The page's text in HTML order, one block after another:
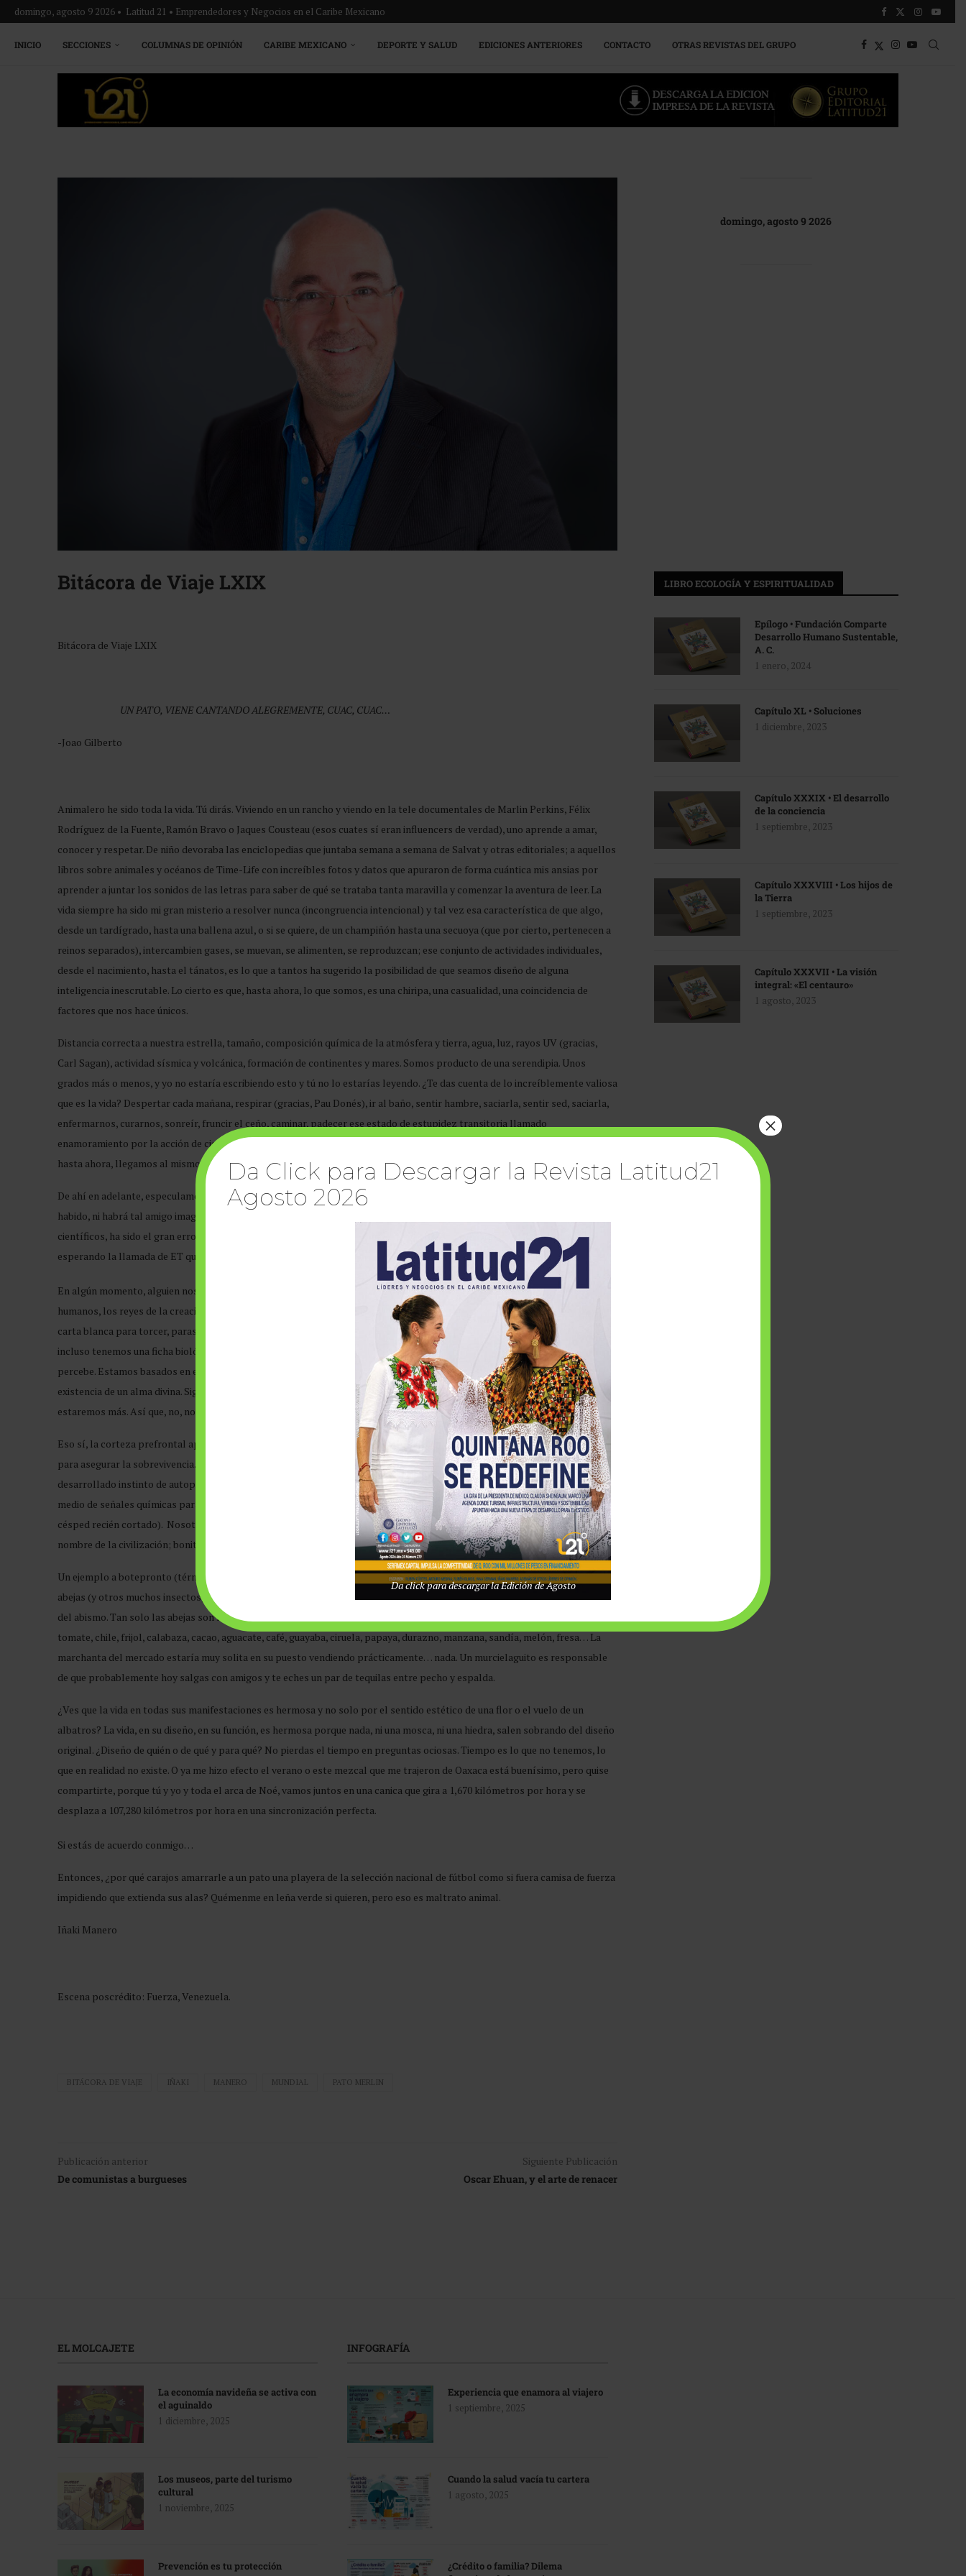
domingo, agosto 9 2026 • Latitud 21 • Emprendedores y Negocios en el Caribe Mexicano
INICIO SECCIONES COLUMNAS DE OPINIÓN CARIBE MEXICANO DEPORTE Y SALUD EDICIONES ANTERIORES CONTACTO OTRAS REVISTAS DEL GRUPO
Bitácora de Viaje LXIX
Bitácora de Viaje LXIX
UN PATO, VIENE CANTANDO ALEGREMENTE, CUAC, CUAC…
-Joao Gilberto
Animalero he sido toda la vida. Tú dirás. Viviendo en un rancho y viendo en la tele documentales de Marlin Perkins, Félix
Rodríguez de la Fuente, Ramón Bravo o Jaques Cousteau (esos cuates sí eran influencers de verdad), uno aprende a amar,
conocer y respetar. De niño devoraba las enciclopedias que juntaba semana a semana de Salvat y otras editoriales; a aquellos
libros sobre animales y océanos de Time-Life con increíbles fotos y datos que apuraron de forma cuántica mis ansias por
aprender a juntar los sonidos de las letras para saber de qué se trataba tanta maravilla y comenzar la aventura de leer. La
vida siempre ha sido mi gran misterio a resolver nunca (incongruencia intencional) y tal vez esa característica de que algo,
desde un tardígrado, hasta una ballena azul, o si se quiere, de un champiñón hasta una secuoya (que por cierto, pertenecen a
reinos separados), intercambien gases, se muevan, se alimenten, se reproduzcan; ese conjunto de actividades individuales,
desde el nacimiento, hasta el tánatos, es lo que a tantos ha sugerido la posibilidad de que seamos diseño de alguna
inteligencia inescrutable. Lo cierto es que, hasta ahora, lo que somos, es una chiripa, una casualidad, una coincidencia de
factores que nos hace únicos.
Distancia correcta a nuestra estrella, tamaño, composición química de la atmósfera y tierra, agua, luz, rayos UV (gracias,
Carl Sagan), actividad sísmica y volcánica, formación de continentes y mares. Somos producto de una serendipia. Unos
grados más o menos, y yo no estaría escribiendo esto y tú no lo estarías leyendo. ¿Te das cuenta de lo increíblemente valiosa
que es la vida? Despertar cada mañana, respirar (gracias, Pau Donés), ir al baño, sentir hambre, saciarla, sentir sed, saciarla,
enfermarnos, curarnos, sonreír, fruncir el ceño, caminar, padecer ese estado de estupidez transitoria llamado
enamoramiento por la acción de ciertas drogas en nuestro cerebro. Da miedo buscar más allá ante tanta perfección, pero
hasta ahora, llegamos al mismo impasse, al punto muerto.
De ahí en adelante, especulamos y nos matamos por probar que mi amigo imaginario es mejor que el tuyo o, de plano, no hay,
habido, ni habrá tal amigo imaginario y estamos totalmente solos pero con nosotros mismos. La vida, dicen algunos
científicos, ha sido el gran error del universo. Por eso, es tan delicada y en ocasiones tan resistente. Estaremos tal vez
esperando la llamada de ET que nunca llegará.
En algún momento, alguien nos vendió la idea hace miles de años (idea por cierto fusilada de otros), que somos, los seres
humanos, los reyes de la creación. Cierto, somos la evolución cerebral más alta, pero nos la compramos, de que eso nos da
carta blanca para torcer, parasitar, depredar, asolar a nuestro antojo. Somos una especie más dentro del orden taxonómico;
incluso tenemos una ficha biológica con reino, clase, orden, familia, género o especie, igual que la que podría tener un
percebe. Estamos basados en el carbón igual que un plátano o una cucaracha. Y no, no se ha podido probar científicamente la
existencia de un alma divina. Sigue siendo una forma de confortar nuestra evolucionada autopercepción de que algún día ya no
estaremos más. Así que, no, no somos tan especiales, ni tan divinos, ni tan perfectos.
Eso sí, la corteza prefrontal apuntaría a una consciencia mayor y mejor de nuestro entorno y la responsabilidad de cuidarlo
para asegurar la sobrevivencia. Por lo menos, el resto de los animales con los que compartimos el planeta, tienen un
desarrollado instinto de autopreservación; incluso el pasto emite una llamada de emergencia cuando lo están cortando por
medio de señales químicas para advertir a otros pastos del peligro (infodumping: es el, para nosotros, agradable olor al
césped recién cortado). Nosotros talamos, cortamos, hacemos fracking, depredamos, contaminamos, envenenamos en el
nombre de la civilización; bonita forma de enmascarar la rapacidad tanto de derecha, como de izquierda.
Un ejemplo a botepronto (término futbolístico, ahora que está de moda): si continuamos permitiendo la extinción de las
abejas (y otros muchos insectos, aves o mamíferos polinizadores), seguiremos siendo jalados cada vez más por la gravedad
del abismo. Tan solo las abejas son responsables del 75 por ciento de los cultivos alimentarios en el mundo. Jitomate,
tomate, chile, frijol, calabaza, cacao, aguacate, café, guayaba, ciruela, papaya, durazno, manzana, sandía, melón, fresa… La
marchanta del mercado estaría muy solita en su puesto vendiendo prácticamente… nada. Un murcielaguito es responsable
de que probablemente hoy salgas con amigos y te eches un par de tequilas entre pecho y espalda.
¿Ves que la vida en todas sus manifestaciones es hermosa y no solo por el sentido estético de una flor o el vuelo de un
albatros? La vida, en su diseño, en su función, es hermosa porque nada, ni una mosca, ni una hiedra, salen sobrando del diseño
original. ¿Diseño de quién o de qué y para qué? No pierdas el tiempo en preguntas ociosas. Tiempo es lo que no tenemos, lo
que en realidad no existe. O ya me hizo efecto el verano o este mezcal que me trajeron de Oaxaca está buenísimo, pero quise
compartirte, porque tú y yo y toda el arca de Noé, vamos juntos en una canica que gira a 1,670 kilómetros por hora y se
desplaza a 107,280 kilómetros por hora en una sincronización perfecta.
Si estás de acuerdo conmigo…
Entonces, ¿por qué carajos amarrarle a un pato una playera de la selección nacional de fútbol como si fuera camisa de fuerza
impidiendo que extienda sus alas? Quémenme en leña verde si quieren, pero eso es maltrato animal.
Iñaki Manero
Escena poscrédito: Fuerza, Venezuela.
BITÁCORA DE VIAJE IÑAKI MANERO MUNDIAL PATO MERLIN
Publicación anterior
De comunistas a burgueses
Siguiente Publicación
Oscar Ehuan, y el arte de renacer
domingo, agosto 9 2026
LIBRO ECOLOGÍA Y ESPIRITUALIDAD
Epílogo • Fundación Comparte
Desarrollo Humano Sustentable,
A. C.
1 enero, 2024
Capítulo XL • Soluciones
1 diciembre, 2023
Capítulo XXXIX • El desarrollo
de la conciencia
1 septiembre, 2023
Capítulo XXXVIII • Los hijos de
la Tierra
1 septiembre, 2023
Capítulo XXXVII • La visión
integral: «El centauro»
1 agosto, 2023
EL MOLCAJETE
La economía navideña se activa con
el aguinaldo
1 diciembre, 2025
Los museos, parte del turismo
cultural
1 noviembre, 2025
Prevención es tu protección
INFOGRAFÍA
Experiencia que enamora al viajero
1 septiembre, 2025
Cuando la salud vacía tu cartera
1 agosto, 2025
¿Crédito o familia? Dilema
Da Click para Descargar la Revista Latitud21
Agosto 2026
Da click para descargar la Edición de Agosto
×